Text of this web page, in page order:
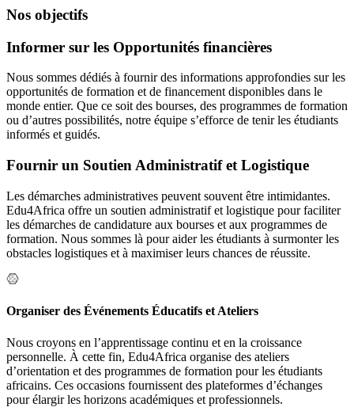
Nos objectifs
Informer sur les Opportunités financières
Nous sommes dédiés à fournir des informations approfondies sur les
opportunités de formation et de financement disponibles dans le
monde entier. Que ce soit des bourses, des programmes de formation
ou d’autres possibilités, notre équipe s’efforce de tenir les étudiants
informés et guidés.
Fournir un Soutien Administratif et Logistique
Les démarches administratives peuvent souvent être intimidantes.
Edu4Africa offre un soutien administratif et logistique pour faciliter
les démarches de candidature aux bourses et aux programmes de
formation. Nous sommes là pour aider les étudiants à surmonter les
obstacles logistiques et à maximiser leurs chances de réussite.
Organiser des Événements Éducatifs et Ateliers
Nous croyons en l’apprentissage continu et en la croissance
personnelle. À cette fin, Edu4Africa organise des ateliers
d’orientation et des programmes de formation pour les étudiants
africains. Ces occasions fournissent des plateformes d’échanges
pour élargir les horizons académiques et professionnels.